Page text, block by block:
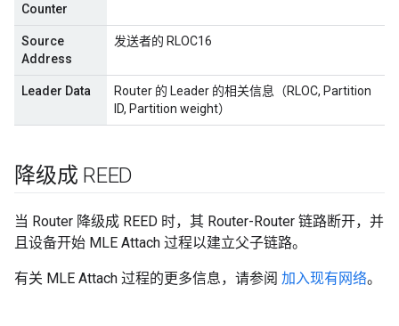
Counter
Source
Address
发送者的 RLOC16
Leader Data
Router 的 Leader 的相关信息（RLOC, Partition
ID, Partition weight）
降级成 REED
当 Router 降级成 REED 时，其 Router-Router 链路断开，并
且设备开始 MLE Attach 过程以建立父子链路。
有关 MLE Attach 过程的更多信息，请参阅 加入现有网络。